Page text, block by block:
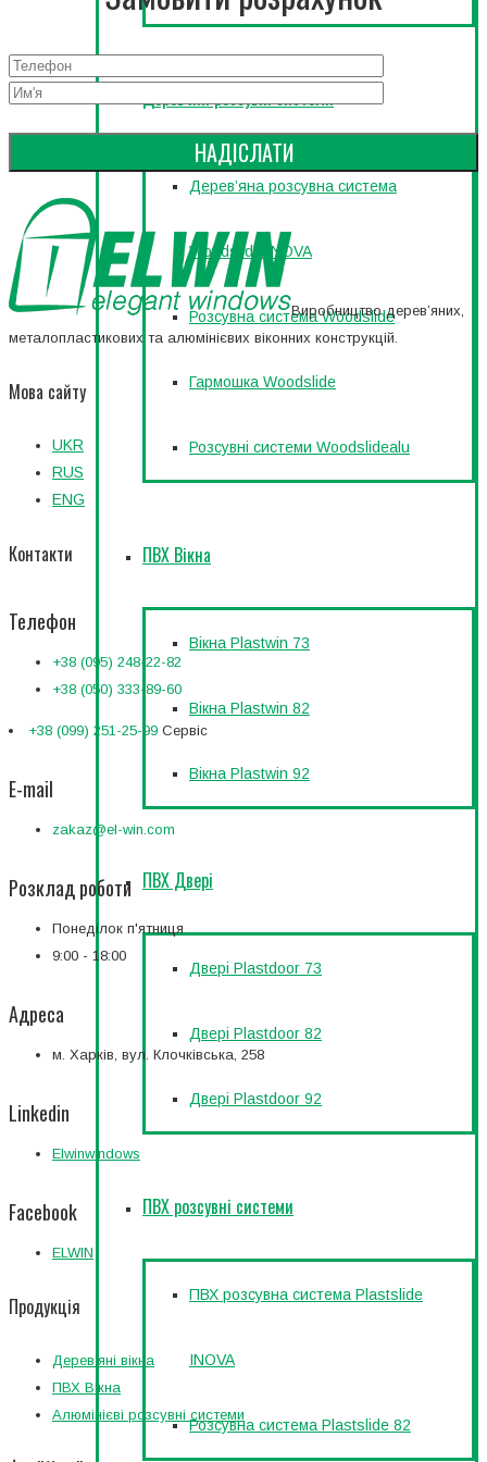
Дерев’яні розсувні системи
Дерев’яна розсувна система
Woodslide INOVA
Розсувна система Woodslide
Гармошка Woodslide
Розсувні системи Woodslidealu
ПВХ Вікна
Вікна Plastwin 73
Вікна Plastwin 82
Вікна Plastwin 92
ПВХ Двері
Двері Plastdoor 73
Двері Plastdoor 82
Двері Plastdoor 92
ПВХ розсувні системи
ПВХ розсувна система Plastslide
INOVA
Розсувна система Plastslide 82
Виробництво дерев’яних,
металопластикових та алюмінієвих віконних конструкцій.
Мова сайту
UKR
RUS
ENG
Контакти
Телефон
+38 (095) 248-22-82
+38 (050) 333-89-60
+38 (099) 251-25-99 Сервіс
E-mail
zakaz@el-win.com
Розклад роботи
Понеділок п'ятниця
9:00 - 18:00
Адреса
м. Харків, вул. Клочківська, 258
Linkedin
Elwinwindows
Facebook
ELWIN
Продукція
Дерев’яні вікна
ПВХ Вікна
Алюмінієві розсувні системи